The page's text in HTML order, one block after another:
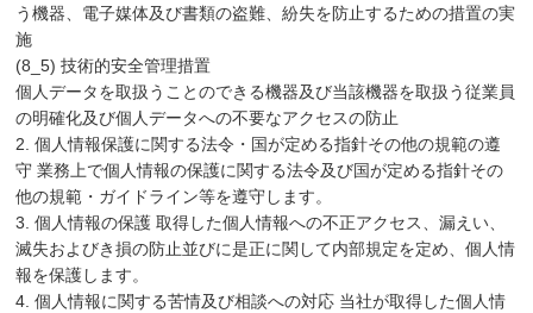
う機器、電子媒体及び書類の盗難、紛失を防止するための措置の実
施
(8_5) 技術的安全管理措置
個人データを取扱うことのできる機器及び当該機器を取扱う従業員
の明確化及び個人データへの不要なアクセスの防止
2. 個人情報保護に関する法令・国が定める指針その他の規範の遵
守 業務上で個人情報の保護に関する法令及び国が定める指針その
他の規範・ガイドライン等を遵守します。
3. 個人情報の保護 取得した個人情報への不正アクセス、漏えい、
滅失およびき損の防止並びに是正に関して内部規定を定め、個人情
報を保護します。
4. 個人情報に関する苦情及び相談への対応 当社が取得した個人情